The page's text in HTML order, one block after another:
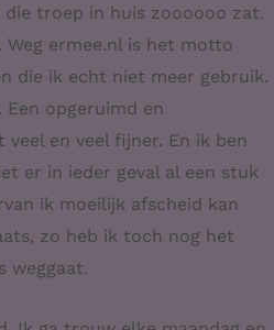
troep in huis zoooooo zat.
Weg ermee.nl is het motto
die ik echt niet meer gebruik.
opgeruimd en
en veel fijner. En ik ben
er in ieder geval al een stuk
ik moeilijk afscheid kan
zo heb ik toch nog het
weggaat.